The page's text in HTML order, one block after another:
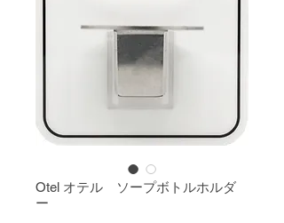
Otel オテル ソープボトルホルダ
ー